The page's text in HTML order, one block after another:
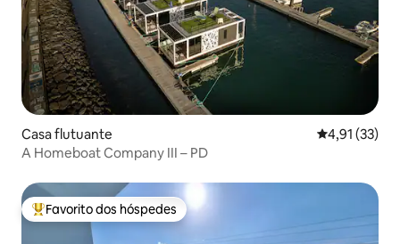
Casa flutuante Classificação
4,91 (33)
A Homeboat Company III – PD
Favoritos dos hóspedes mais apreciados
Favorito dos hóspedes